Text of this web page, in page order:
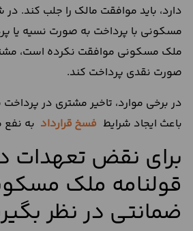
دارد، باید موافقت مالک را جلب کند.
مسکونی با پرداخت به صورت نسیه یا
ملک مسکونی موافقت نکرده است،
صورت نقدی پرداخت کند.
در برخی موارد، تاخیر مشتری در
باعث ایجاد شرایط فسخ قرارداد به
برای نقض تعهدات
قولنامه ملک
ضمانتی در نظر